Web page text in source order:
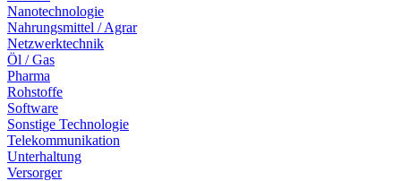
Nanotechnologie
Nahrungsmittel / Agrar
Netzwerktechnik
Öl / Gas
Pharma
Rohstoffe
Software
Sonstige Technologie
Telekommunikation
Unterhaltung
Versorger